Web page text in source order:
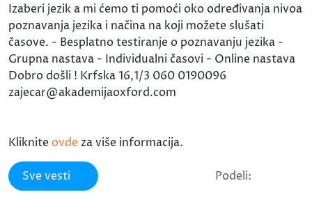
Izaberi jezik a mi ćemo ti pomoći oko određivanja nivoa
poznavanja jezika i načina na koji možete slušati
časove. - Besplatno testiranje o poznavanju jezika -
Grupna nastava - Individualni časovi - Online nastava
Dobro došli ! Krfska 16,1/3 060 0190096
zajecar@akademijaoxford.com
Kliknite ovde za više informacija.
Sve vesti Podeli: